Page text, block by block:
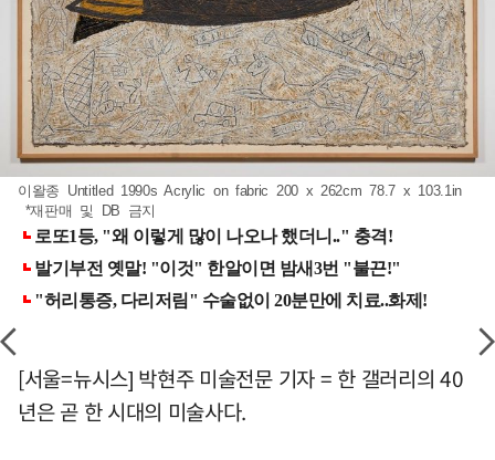
이왈종 Untitled 1990s Acrylic on fabric 200 x 262cm 78.7 x 103.1in
*재판매 및 DB 금지
[서울=뉴시스] 박현주 미술전문 기자 = 한 갤러리의 40
년은 곧 한 시대의 미술사다.